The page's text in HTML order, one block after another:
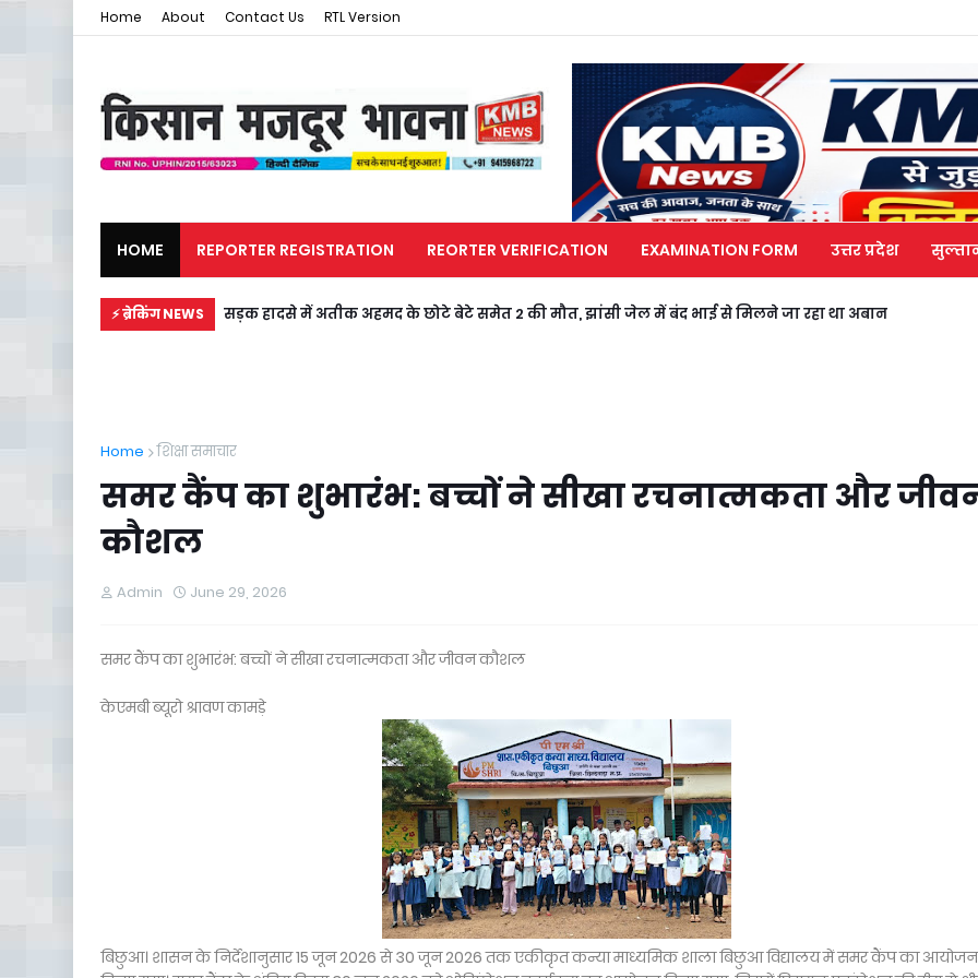
Home About Contact Us RTL Version
HOME REPORTER REGISTRATION REORTER VERIFICATION EXAMINATION FORM उत्तर प्रदेश
मजदूर समाचार राजनीति
⚡ ब्रेकिंग NEWS सड़क हादसे में अतीक अहमद के छोटे बेटे समेत 2 की मौत, झांसी जेल में बंद भाई से मिलने जा रहा था अबान
Home शिक्षा समाचार
समर कैंप का शुभारंभ: बच्चों ने सीखा रचनात्मकता और
कौशल
Admin June 29, 2026
समर कैंप का शुभारंभ: बच्चों ने सीखा रचनात्मकता और जीवन कौशल
केएमबी ब्यूरो श्रावण कामड़े
बिछुआ। शासन के निर्देशानुसार 15 जून 2026 से 30 जून 2026 तक एकीकृत कन्या माध्यमिक शाला बिछुआ विद्यालय में समर कैंप का आयोजन